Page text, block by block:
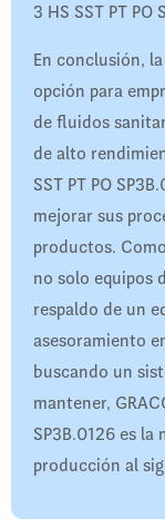
3 HS SST PT PO
En conclusión,
opción para
de fluidos
de alto
SST PT PO
mejorar sus
productos.
no solo equipos
respaldo de un
asesoramiento
buscando un
mantener,
SP3B.0126 es
producción al